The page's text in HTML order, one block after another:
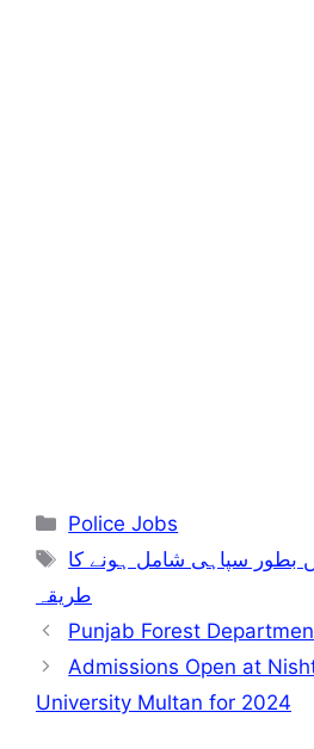
Categories
Police Jobs
Tags
بطور سپاہی شامل ہونے کا
طریقہ
Punjab Forest
Admissions Open at
University Multan for 2024